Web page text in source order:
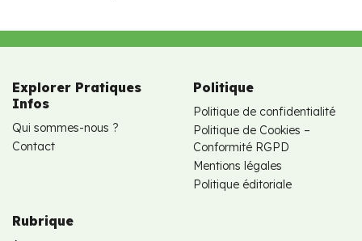
Explorer Pratiques
Infos
Qui sommes-nous ?
Contact
Politique
Politique de confidentialité
Politique de Cookies –
Conformité RGPD
Mentions légales
Politique éditoriale
Rubrique